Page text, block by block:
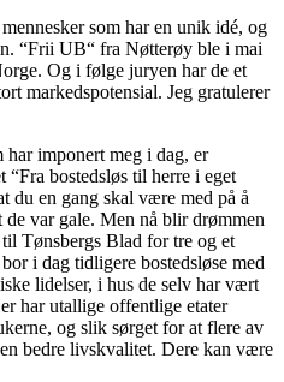
som har en unik idé, og
“Frii UB“ fra Nøtterøy ble i mai
Og i følge juryen har de et
markedspotensial. Jeg gratulerer
har imponert meg i dag, er
“Fra bostedsløs til herre i eget
du en gang skal være med på å
var gale. Men nå blir drømmen
Tønsbergs Blad for tre og et
i dag tidligere bostedsløse med
lidelser, i hus de selv har vært
har utallige offentlige etater
og slik sørget for at flere av
bedre livskvalitet. Dere kan være